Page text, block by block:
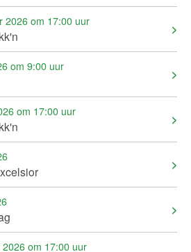
2026 om 17:00 uur
om 9:00 uur
om 17:00 uur
om 17:00 uur